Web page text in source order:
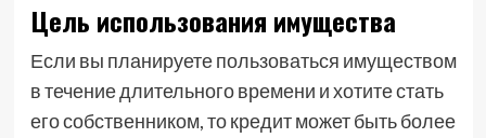
Цель использования имущества
Если вы планируете пользоваться имуществом
в течение длительного времени и хотите стать
его собственником, то кредит может быть более